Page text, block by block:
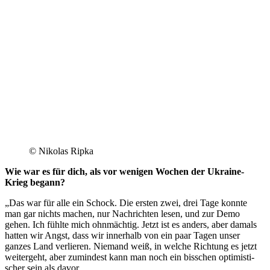
© Nikolas Ripka
Wie war es für dich, als vor wenigen Wochen der Ukraine-
Krieg begann?
„Das war für alle ein Schock. Die ersten zwei, drei Tage konnte
man gar nichts machen, nur Nach­richten lesen, und zur Demo
gehen. Ich fühlte mich ohn­mächtig. Jetzt ist es anders, aber damals
hatten wir Angst, dass wir innerhalb von ein paar Tagen unser
ganzes Land ver­lieren. Niemand weiß, in welche Richtung es jetzt
wei­tergeht, aber zumindest kann man noch ein bisschen opti­mis­ti­
scher sein als davor.